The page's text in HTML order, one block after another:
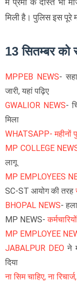
मिली है। पुलिस इस पूरे
13 सितम्बर को
MPPEB NEWS-
जारी, यहां पढ़िए
GWALIOR NEWS-
मिला
WHATSAPP-
MP COLLEGE
लागू
MP EMPLOYEES
SC-ST आयोग की तरह
BHOPAL NEWS-
MP NEWS-
MP EMPLOYEE
JABALPUR DEOने
दिया
ना सिम चाहिए, ना